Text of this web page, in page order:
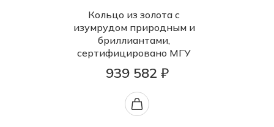
Кольцо из золота с
изумрудом природным и
бриллиантами,
сертифицировано МГУ
939 582 ₽